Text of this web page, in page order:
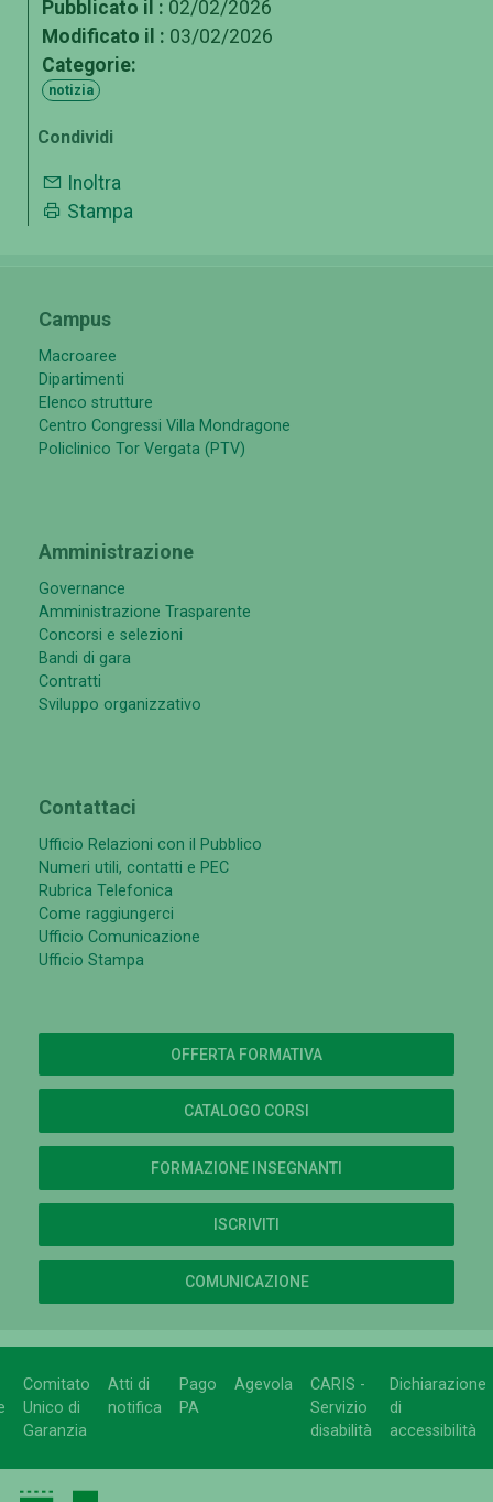
Pubblicato il : 02/02/2026
Modificato il : 03/02/2026
Categorie:
notizia
Condividi
Inoltra
Stampa
Campus
Macroaree
Dipartimenti
Elenco strutture
Centro Congressi Villa Mondragone
Policlinico Tor Vergata (PTV)
Amministrazione
Governance
Amministrazione Trasparente
Concorsi e selezioni
Bandi di gara
Contratti
Sviluppo organizzativo
Contattaci
Ufficio Relazioni con il Pubblico
Numeri utili, contatti e PEC
Rubrica Telefonica
Come raggiungerci
Ufficio Comunicazione
Ufficio Stampa
OFFERTA FORMATIVA
CATALOGO CORSI
FORMAZIONE INSEGNANTI
ISCRIVITI
COMUNICAZIONE
Comitato
Unico di
Garanzia
Atti di
notifica
Pago
PA
Agevola
CARIS -
Servizio
disabilità
Dichiarazione
di
accessibilità